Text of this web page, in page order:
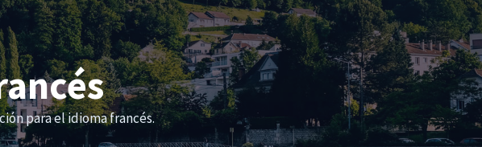
para el idioma francés.